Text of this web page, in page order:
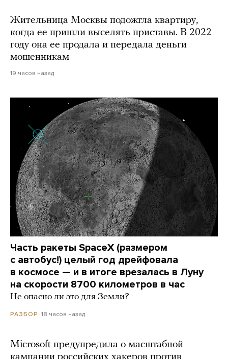
Жительница Москвы подожгла квартиру,
когда ее пришли выселять приставы. В 2022
году она ее продала и передала деньги
мошенникам
19 часов назад
Часть ракеты SpaceX (размером
с автобус!) целый год дрейфовала
в космосе — и в итоге врезалась в Луну
на скорости 8700 километров в час
Не опасно ли это для Земли?
РАЗБОР 18 часов назад
Microsoft предупредила о масштабной